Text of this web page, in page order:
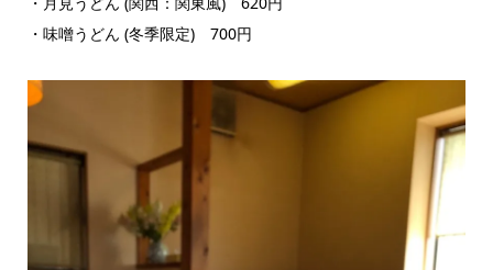
・味噌うどん (冬季限定) 700円